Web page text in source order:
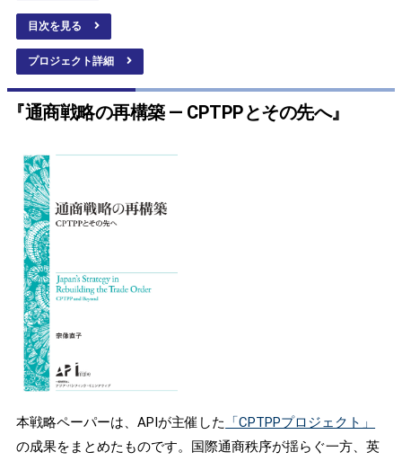
目次を見る
プロジェクト詳細
『通商戦略の再構築 ― CPTPPとその先へ』
本戦略ペーパーは、APIが主催した
「CPTPPプロジェクト」
の成果をまとめたものです。国際通商秩序が揺らぐ一方、英